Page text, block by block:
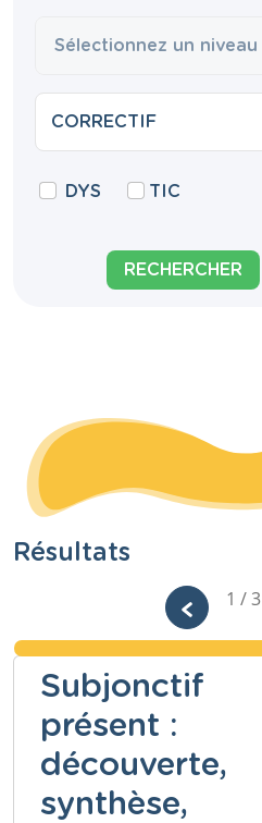
DYS TIC
RECHERCHER
Résultats
1 / 3
Subjonctif
présent :
découverte,
synthèse,